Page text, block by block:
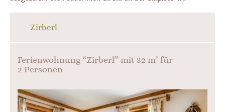
Zirberl
Ferienwohnung “Zirberl” mit 32 m2 für
2 Personen